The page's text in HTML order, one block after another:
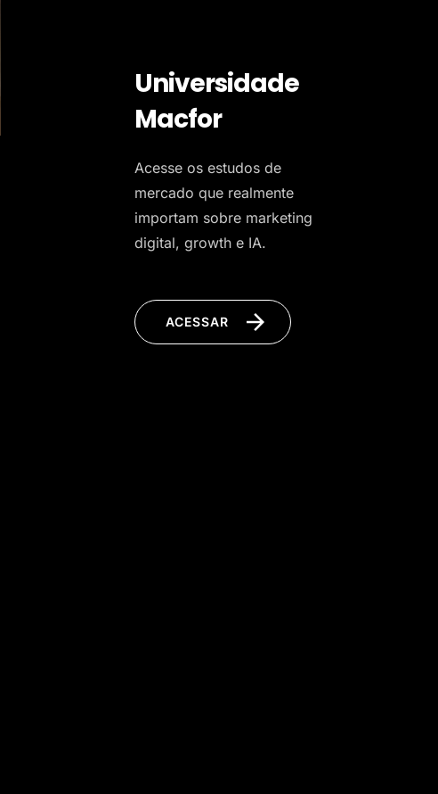
Universidade
Macfor
Acesse os estudos de
mercado que realmente
importam sobre marketing
digital, growth e IA.
ACESSAR